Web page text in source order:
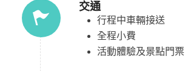
交通
行程中車輛接送
全程小費
活動體驗及景點門票